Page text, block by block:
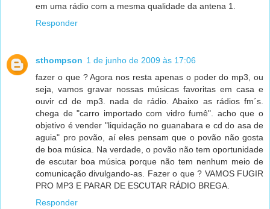
em uma rádio com a mesma qualidade da antena 1.
Responder
sthompson 1 de junho de 2009 às 17:06
fazer o que ? Agora nos resta apenas o poder do mp3, ou
seja, vamos gravar nossas músicas favoritas em casa e
ouvir cd de mp3. nada de rádio. Abaixo as rádios fm´s.
chega de "carro importado com vidro fumê". acho que o
objetivo é vender "liquidação no guanabara e cd do asa de
aguia" pro povão, aí eles pensam que o povão não gosta
de boa música. Na verdade, o povão não tem oportunidade
de escutar boa música porque não tem nenhum meio de
comunicação divulgando-as. Fazer o que ? VAMOS FUGIR
PRO MP3 E PARAR DE ESCUTAR RÁDIO BREGA.
Responder